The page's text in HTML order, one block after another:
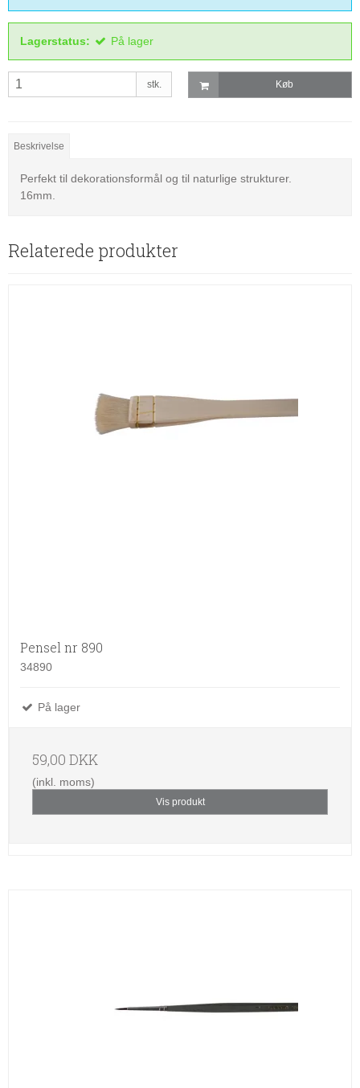
Lagerstatus: På lager
stk. Køb
Beskrivelse
Perfekt til dekorationsformål og til naturlige strukturer.
16mm.
Relaterede produkter
Pensel nr 890
34890
På lager
59,00 DKK
(inkl. moms)
Vis produkt